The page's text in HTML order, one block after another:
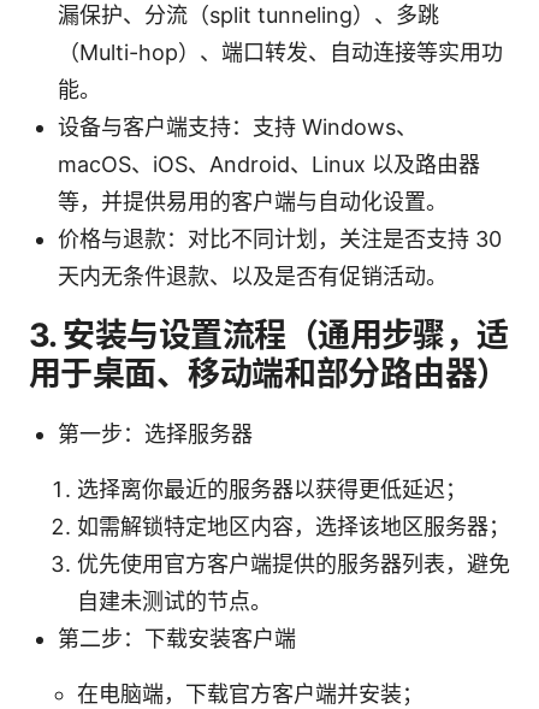
漏保护、分流（split tunneling）、多跳
（Multi-hop）、端口转发、自动连接等实用功
能。
设备与客户端支持：支持 Windows、
macOS、iOS、Android、Linux 以及路由器
等，并提供易用的客户端与自动化设置。
价格与退款：对比不同计划，关注是否支持 30
天内无条件退款、以及是否有促销活动。
3. 安装与设置流程（通用步骤，适
用于桌面、移动端和部分路由器）
第一步：选择服务器
选择离你最近的服务器以获得更低延迟；
如需解锁特定地区内容，选择该地区服务器；
优先使用官方客户端提供的服务器列表，避免
自建未测试的节点。
第二步：下载安装客户端
在电脑端，下载官方客户端并安装；